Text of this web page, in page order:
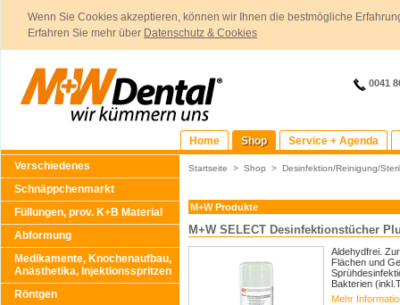
Wenn Sie Cookies akzeptieren, können wir Ihnen die bestmögliche
Erfahren Sie mehr über Datenschutz & Cookies
0041
Home Shop
Service + Agenda
Verschiedenes
Schnäppchenmarkt
Füllungen, prov. K+B Material
Abformung
Medikamente, Knochenaufbau,
Anästhetika, Injektionsspritzen
Röntgen
Startseite > Shop > Desinfektion/Reinigung/
M+W Produkte
M+W SELECT Desinfektionstücher
Aldehydfrei.
Flächen und
Bakterien
Mehr